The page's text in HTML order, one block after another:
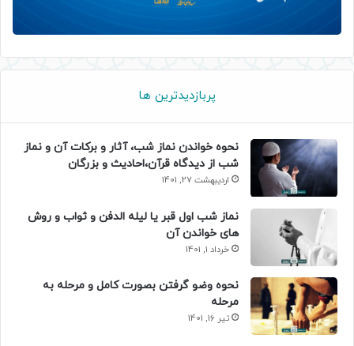
پربازدیدترین ها
نحوه خواندن نماز شب، آثار و برکات آن و نماز
شب از دیدگاه قرآن،احادیث و بزرگان
اردیبهشت 27, 1401
نماز شب اول قبر یا لیله الدفن و ثواب و روش
های خواندن آن
خرداد 1, 1401
نحوه وضو گرفتن بصورت کامل و مرحله به
مرحله
تیر 16, 1401